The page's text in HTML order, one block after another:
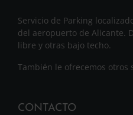
Servicio de Parking
del aeropuerto de Alicante.
libre y otras bajo techo.
También le ofrecemos otros
CONTACTO